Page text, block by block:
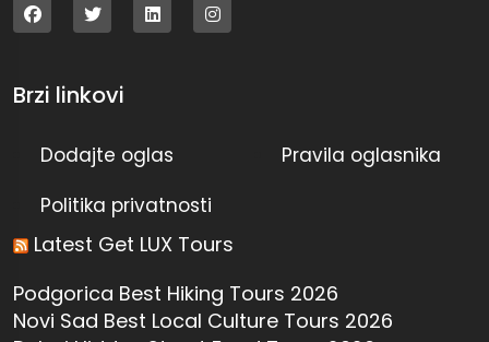
Brzi linkovi
Dodajte oglas
Politika privatnosti
Pravila oglasnika
Latest Get LUX Tours
Podgorica Best Hiking Tours 2026
Novi Sad Best Local Culture Tours 2026